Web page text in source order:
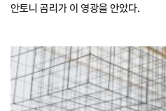
안토니 곰리가 이 영광을 안았다.